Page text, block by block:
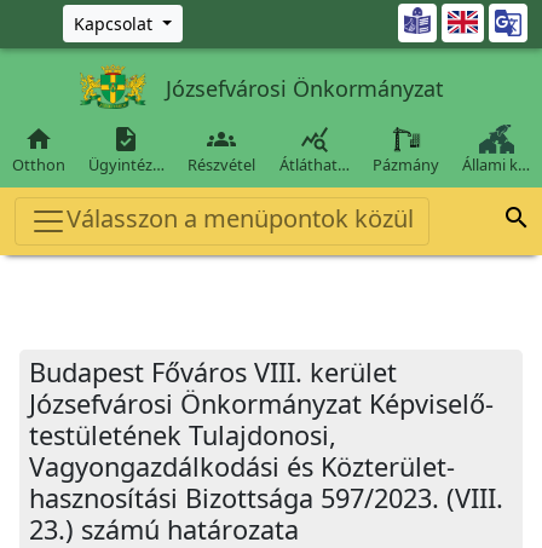
Ugrás a fő tartalomra
Kapcsolat 
Józsefvárosi Önkormányzat

Otthon

Ügyintéz…

Részvétel

Átláthat… Pázmány Állami k…
Válasszon a menüpontok közül 
Budapest Főváros VIII. kerület
Józsefvárosi Önkormányzat Képviselő-
testületének Tulajdonosi,
Vagyongazdálkodási és Közterület-
hasznosítási Bizottsága 597/2023. (VIII.
23.) számú határozata